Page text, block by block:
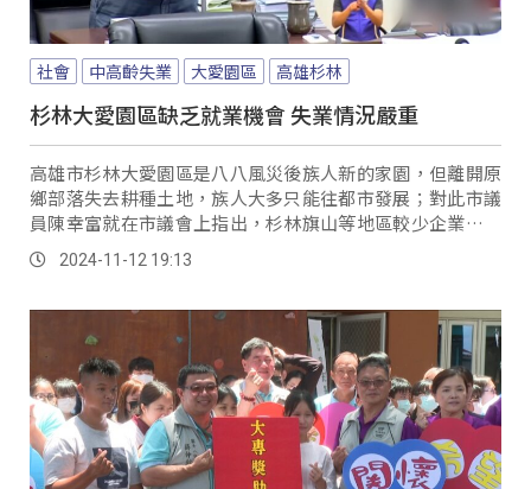
社會 中高齡失業 大愛園區 高雄杉林
杉林大愛園區缺乏就業機會 失業情況嚴重
高雄市杉林大愛園區是八八風災後族人新的家園，但離開原
鄉部落失去耕種土地，族人大多只能往都市發展；對此市議
員陳幸富就在市議會上指出，杉林旗山等地區較少企業、工
廠，缺乏工作機會導致永久屋園區失業狀況嚴重，希望勞工
局協助職缺開發與媒合。
2024-11-12 19:13